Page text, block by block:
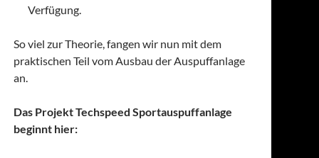
Verfügung.
So viel zur Theorie, fangen wir nun mit dem
praktischen Teil vom Ausbau der Auspuffanlage
an.
Das Projekt Techspeed Sportauspuffanlage
beginnt hier: